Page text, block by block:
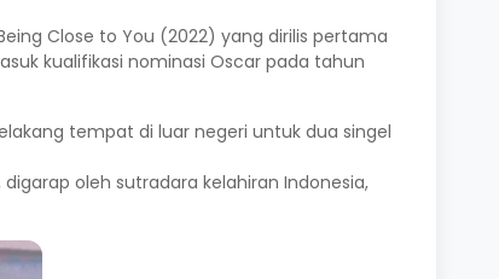
Close to You (2022) yang dirilis pertama
kualifikasi nominasi Oscar pada tahun
tempat di luar negeri untuk dua singel
oleh sutradara kelahiran Indonesia,